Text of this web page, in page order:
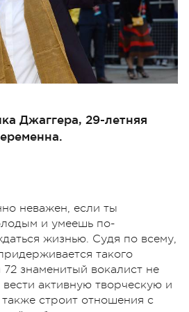
Джаггера, 29-летняя
неважен, если ты
и умеешь по-
жизнью. Судя по всему,
такого
знаменитый вокалист не
активную творческую и
строит отношения с